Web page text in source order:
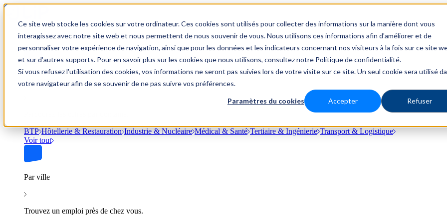
Ce site web stocke les cookies sur votre ordinateur. Ces cookies sont utilisés pour collecter des informations sur la manière dont vous
interagissez avec notre site web et nous permettent de nous souvenir de vous. Nous utilisons ces informations afin d'améliorer et de
personnaliser votre expérience de navigation, ainsi que pour les données et les indicateurs concernant nos visiteurs à la fois sur ce site
et sur d'autres supports. Pour en savoir plus sur les cookies que nous utilisons, consultez notre Politique de confidentialité.
Si vous refusez l'utilisation des cookies, vos informations ne seront pas suivies lors de votre visite sur ce site. Un seul cookie sera utilisé
votre navigateur afin de se souvenir de ne pas suivre vos préférences.
Paramètres du cookies Accepter Refuser
Trouver un emploi
Par secteur
BTP Hôtellerie & Restauration Industrie & Nucléaire Médical & Santé Tertiaire & Ingénierie Transport & Logistique
Voir tout
Par ville
Trouvez un emploi près de chez vous.